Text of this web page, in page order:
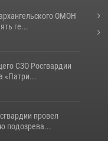
ОМОН
ге...
СЗО Росгвардии
«Патри...
провел
подозрева...